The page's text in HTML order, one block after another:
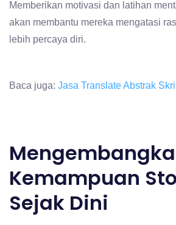
Memberikan motivasi dan latihan
akan membantu mereka mengatasi
lebih percaya diri.
Baca juga: Jasa Translate Abstrak
Kemampuan
Sejak Dini